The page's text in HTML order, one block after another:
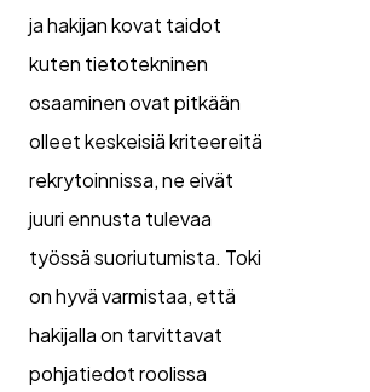
ja hakijan kovat taidot
kuten tietotekninen
osaaminen ovat pitkään
olleet keskeisiä kriteereitä
rekrytoinnissa, ne eivät
juuri ennusta tulevaa
työssä suoriutumista. Toki
on hyvä varmistaa, että
hakijalla on tarvittavat
pohjatiedot roolissa